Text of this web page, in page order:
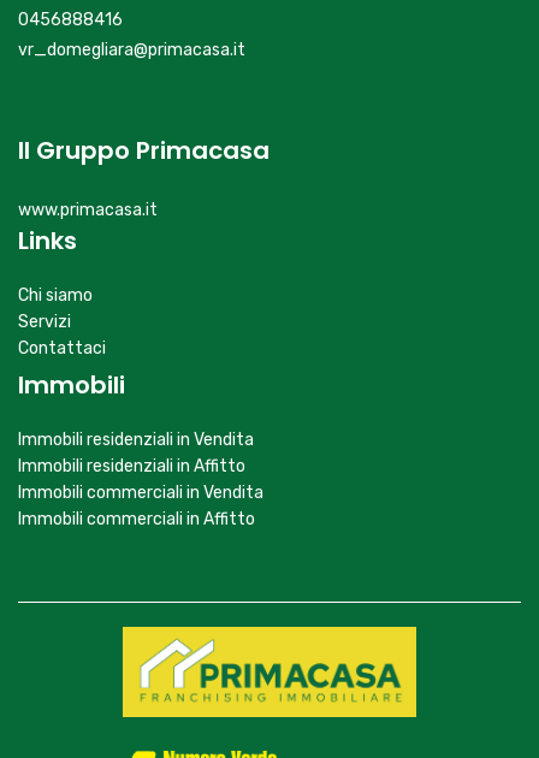
0456888416
vr_domegliara@primacasa.it
Il Gruppo Primacasa
www.primacasa.it
Links
Chi siamo
Servizi
Contattaci
Immobili
Immobili residenziali in Vendita
Immobili residenziali in Affitto
Immobili commerciali in Vendita
Immobili commerciali in Affitto